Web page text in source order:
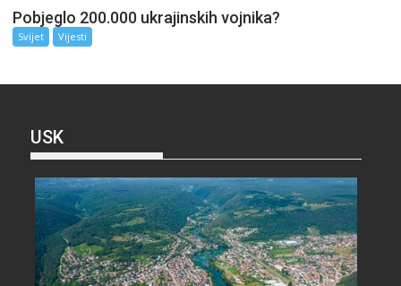
Pobjeglo 200.000 ukrajinskih vojnika?
Svijet Vijesti
USK